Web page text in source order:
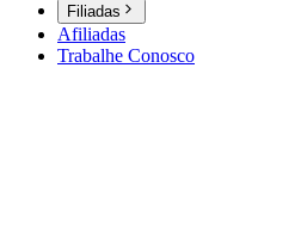
Filiadas
Afiliadas
Trabalhe Conosco